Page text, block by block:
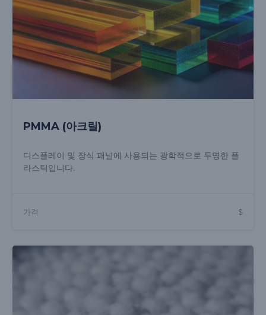
PMMA (아크릴)
디스플레이 및 장식 패널에 사용되는 광학적으로 투명한 플
라스틱입니다.
가격 $